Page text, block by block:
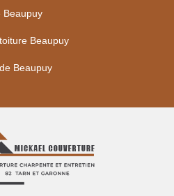
Beaupuy
Beaupuy
Beaupuy